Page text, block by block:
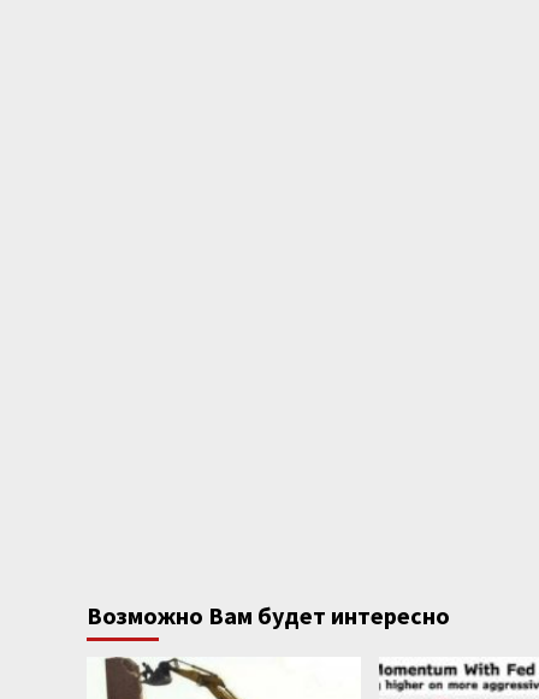
Возможно Вам будет интересно